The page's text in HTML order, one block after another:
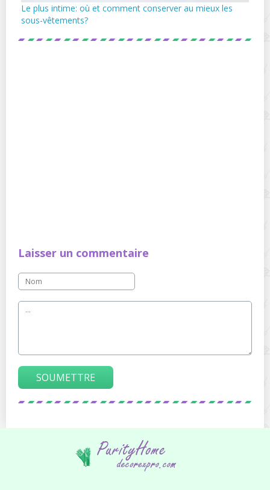
Le plus intime: où et comment conserver au mieux les
sous-vêtements?
Laisser un commentaire
SOUMETTRE